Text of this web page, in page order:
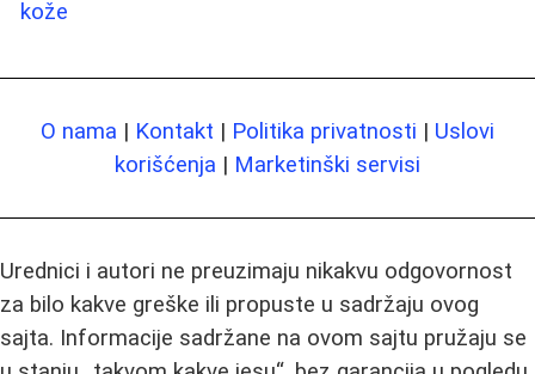
kože
O nama | Kontakt | Politika privatnosti | Uslovi
korišćenja | Marketinški servisi
Urednici i autori ne preuzimaju nikakvu odgovornost
za bilo kakve greške ili propuste u sadržaju ovog
sajta. Informacije sadržane na ovom sajtu pružaju se